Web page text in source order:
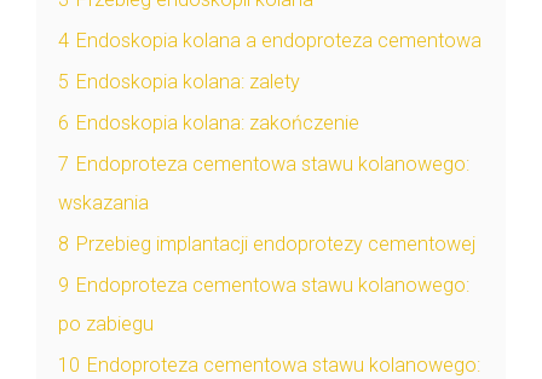
4 Endoskopia kolana a endoproteza cementowa
5 Endoskopia kolana: zalety
6 Endoskopia kolana: zakończenie
7 Endoproteza cementowa stawu kolanowego:
wskazania
8 Przebieg implantacji endoprotezy cementowej
9 Endoproteza cementowa stawu kolanowego:
po zabiegu
10 Endoproteza cementowa stawu kolanowego: